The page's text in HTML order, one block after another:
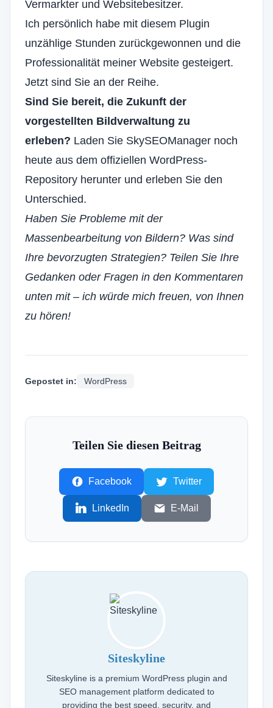
Vermarkter und Websitebesitzer.
Ich persönlich habe mit diesem Plugin
unzählige Stunden zurückgewonnen und die
Professionalität meiner Website gesteigert.
Jetzt sind Sie an der Reihe.
Sind Sie bereit, die Zukunft der
vorgestellten Bildverwaltung zu
erleben? Laden Sie SkySEOManager noch
heute aus dem offiziellen WordPress-
Repository herunter und erleben Sie den
Unterschied.
Haben Sie Probleme mit der
Massenbearbeitung von Bildern? Was sind
Ihre bevorzugten Strategien? Teilen Sie Ihre
Gedanken oder Fragen in den Kommentaren
unten mit – ich würde mich freuen, von Ihnen
zu hören!
Gepostet in: WordPress
Teilen Sie diesen Beitrag
Facebook Twitter
LinkedIn E-Mail
Siteskyline
Siteskyline is a premium WordPress plugin and
SEO management platform dedicated to
providing the best speed, security, and